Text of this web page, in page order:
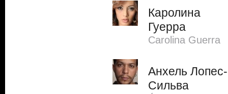
Каролина
Гуерра
Carolina Guerra
Анхель Лопес-
Сильва